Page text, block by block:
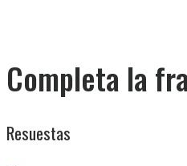
Completa la
Resuestas